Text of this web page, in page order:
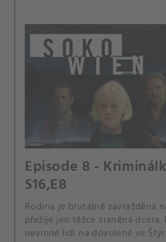
Episode 8 -
S16,E8
Rodina je brutálně zavražděna
přežije jen těžce zraněná
nevinné lidi na dovolené ve